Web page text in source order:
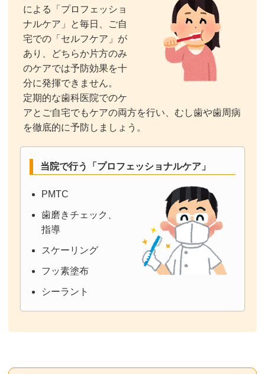
による「プロフェッショ
ナルケア」と毎日、ご自
宅での「セルフケア」が
あり、どちらか片方のみ
のケアでは予防効果を十
分に発揮できません。
定期的な歯科医院でのケ
アとご自宅でもケアの両方を行い、むし歯や歯周病
を徹底的に予防しましょう。
当院で行う「プロフェッショナルケア」
PMTC
歯磨きチェック、
指導
スケーリング
フッ素塗布
シーラント